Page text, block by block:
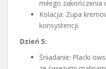
miłego zakończenia
Kolacja: Zupa
konsystencji.
Dzień 5:
Śniadanie: Placki